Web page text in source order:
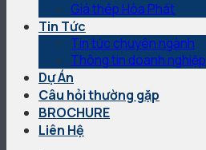
Giá thép Hòa Phát
Tin Tức
Tin tức chuyên ngành
Thông tin doanh nghiệp
Dự Án
Câu hỏi thường gặp
BROCHURE
Liên Hệ